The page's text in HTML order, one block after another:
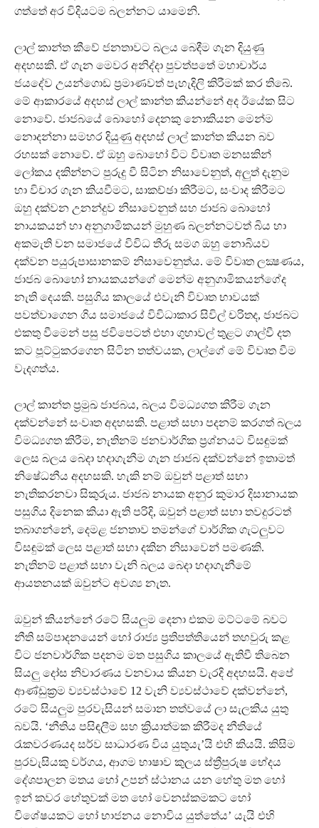
ගත්තේ අර විදියටම බලන්නට යාමෙනි.
ලාල් කාන්ත කීවේ ජනතාවට බලය බෙදීම ගැන දියුණු
අදහසකි. ඒ ගැන මෙවර අනිද්දා පුවත්පතේ මහාචාර්ය
ජයදේව උයන්ගොඩ ප්‍රමාණවත් පැහැදිලි කිරීමක් කර තිබේ.
මේ ආකාරයේ අදහස් ලාල් කාන්ත කියන්නේ අද ඊයේක සිට
නොවේ. ජාජබයේ බොහෝ දෙනකු නොකියන මෙන්ම
නොදන්නා සමහර දියුණු අදහස් ලාල් කාන්ත කියන බව
රහසක් නොවේ. ඒ ඔහු බොහෝ විට විවෘත මනසකින්
ලෝකය දකින්නට පුරුදු වී සිටින නිසාවෙනුත්, අලුත් දැනුම
හා විචාර ගැන කියවීමට, සාකච්ඡා කිරීමට, සංවාද කිරීමට
ඔහු දක්වන උනන්දුව නිසාවෙනුත් සහ ජාජබ බොහෝ
නායකයන් හා අනුගාමිකයන් මුහුණ බලන්නටවත් බිය හා
අකමැති වන සමාජයේ විවිධ තීරු සමග ඔහු නොබියව
දක්වන පයුරුපාසානකම් නිසාවෙනුත්ය. මේ විවෘත ලක්‍ෂණය,
ජාජබ බොහෝ නායකයන්ගේ මෙන්ම අනුගාමිකයන්ගේද
නැති දෙයකි. පසුගිය කාලයේ එවැනි විවෘත භාවයක්
පවත්වාගෙන ගිය සමාජයේ විවිධාකාර සිවිල් චරිතද, ජාජබට
එකතු වීමෙන් පසු ජවිපෙටත් එහා ගුහාවල් තුළට ගාල්වී දත
කට පූට්ටුකරගෙන සිටින තත්වයක, ලාල්ගේ මේ විවෘත වීම
වැදගත්ය.
ලාල් කාන්ත ප්‍රමුඛ ජාජබය, බලය විමධ්‍යගත කිරීම ගැන
දක්වන්නේ සංවෘත අදහසකි. පළාත් සභා පදනම් කරගත් බලය
විමධ්‍යගත කිරීම, නැතිනම් ජනවාර්ගික ප්‍රශ්නයට විසඳුමක්
ලෙස බලය බෙදා හදාගැනීම ගැන ජාජබ දක්වන්නේ ඉතාමත්
නිෂේධනීය අදහසකි. හැකි නම් ඔවුන් පළාත් සභා
නැතිකරනවා සිකුරුය. ජාජබ නායක අනුර කුමාර දිසානායක
පසුගිය දිනෙක කියා ඇති පරිදි, ඔවුන් පළාත් සභා තවදුරටත්
තබාගන්නේ, දෙමළ ජනතාව තමන්ගේ වාර්ගික ගැටලුවට
විසඳුමක් ලෙස පළාත් සභා දකින නිසාවෙන් පමණකි.
නැතිනම් පළාත් සභා වැනි බලය බෙදා හදාගැනීමේ
ආයතනයක් ඔවුන්ට අවශ්‍ය නැත.
ඔවුන් කියන්නේ රටේ සියලුම දෙනා එකම මට්ටමේ බවට
නීති සම්පාදනයෙන් හෝ රාජ්‍ය ප්‍රතිපත්තියෙන් තහවුරු කළ
විට ජනවාර්ගික පදනම මත පසුගිය කාලයේ ඇතිවී තිබෙන
සියලු දෝස නිවාරණය වනවාය කියන වැරදි අදහසයි. අපේ
ආණ්ඩුක්‍රම ව්‍යවස්ථාවේ 12 වැනි ව්‍යවස්ථාවේ දක්වන්නේ,
රටේ සියලුම පුරවැසියන් සමාන තත්වයේ ලා සැලකිය යුතු
බවයි. ‘නීතිය පසිඳලීම සහ ක්‍රියාත්මක කිරීමද නීතියේ
රැකවරණයද සර්ව සාධාරණ විය යුතුයැ’යි එහි කියයි. කිසිම
පුරවැසියකු වර්ගය, ආගම භාෂාව කුලය ස්ත්‍රීපුරුෂ භේදය
දේශපාලන මතය හෝ උපන් ස්ථානය යන හේතු මත හෝ
ඉන් කවර හේතුවක් මත හෝ වෙනස්කමකට හෝ
විශේෂයකට හෝ භාජනය නොවිය යුත්තේය’ යැයි එහි